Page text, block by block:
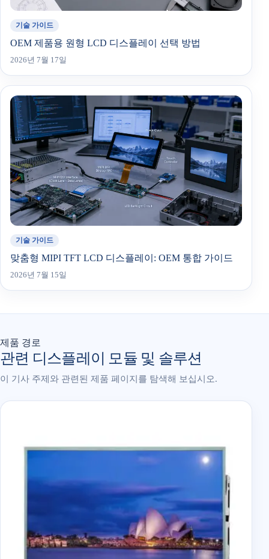
기술 가이드
OEM 제품용 원형 LCD 디스플레이 선택 방법
2026년 7월 17일
기술 가이드
맞춤형 MIPI TFT LCD 디스플레이: OEM 통합 가이드
2026년 7월 15일
제품 경로
관련 디스플레이 모듈 및 솔루션
이 기사 주제와 관련된 제품 페이지를 탐색해 보십시오.